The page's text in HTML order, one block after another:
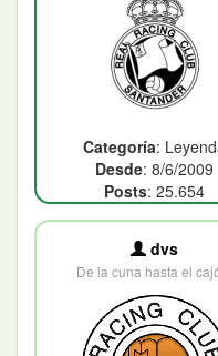
Categoría:
Desde: 8/6/2009
Posts: 25.654
dvs
De la cuna hasta el